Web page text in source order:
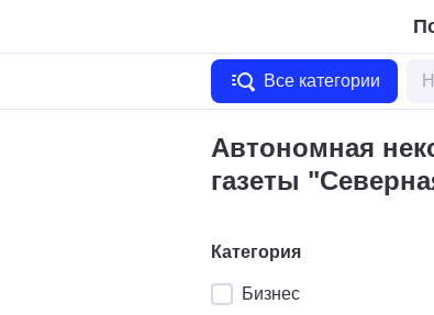
Все категории
Автономная
газеты
Категория
Бизнес